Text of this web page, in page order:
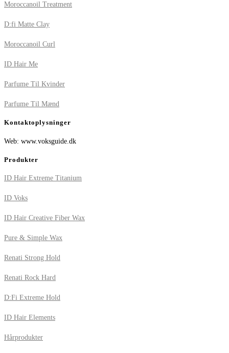
Moroccanoil Treatment
D:fi Matte Clay
Moroccanoil Curl
ID Hair Me
Parfume Til Kvinder
Parfume Til Mænd
Kontaktoplysninger
Web: www.voksguide.dk
Produkter
ID Hair Extreme Titanium
ID Voks
ID Hair Creative Fiber Wax
Pure & Simple Wax
Renati Strong Hold
Renati Rock Hard
D:Fi Extreme Hold
ID Hair Elements
Hårprodukter